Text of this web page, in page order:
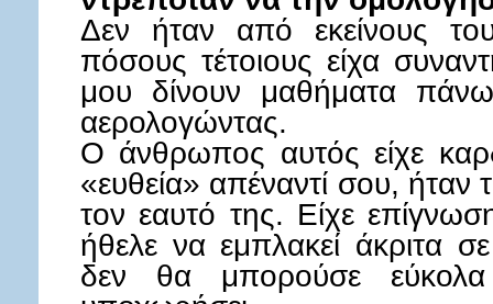
Δεν ήταν από εκείνους
πόσους τέτοιους είχα
μου δίνουν μαθήματα
αερολογώντας.
Ο άνθρωπος αυτός είχε
«ευθεία» απέναντί σου, ήταν
τον εαυτό της. Είχε
ήθελε να εμπλακεί άκριτα
δεν θα μπορούσε